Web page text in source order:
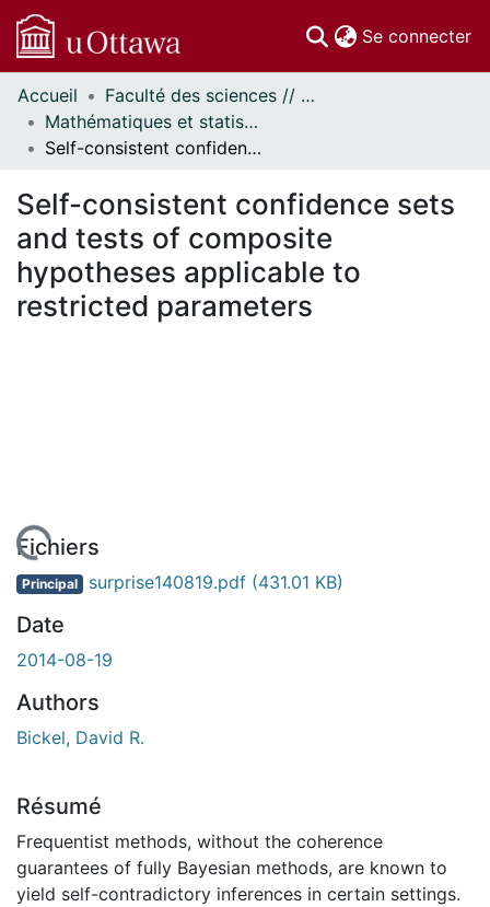
Se connecter
Communautés
et collections
Parcourir
À propos
Accueil
Faculté des sciences // Faculty of Science
Mathématiques et statistiques // Mathematics and Statistics
Self-consistent confidence sets and tests of composite hypotheses applicable to restricted parameters
Self-consistent confidence sets
and tests of composite
hypotheses applicable to
restricted parameters
En cours de chargement...
Fichiers
Principal surprise140819.pdf (431.01 KB)
Date
2014-08-19
Authors
Bickel, David R.
Résumé
Frequentist methods, without the coherence
guarantees of fully Bayesian methods, are known to
yield self-contradictory inferences in certain settings.